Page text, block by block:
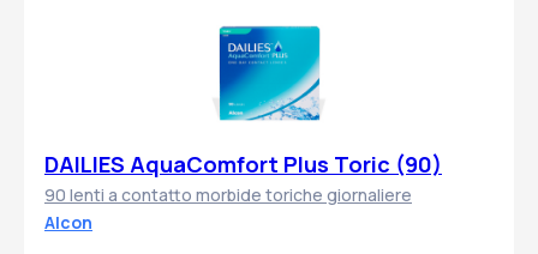
DAILIES AquaComfort Plus Toric (90)
90 lenti a contatto morbide toriche giornaliere
Alcon